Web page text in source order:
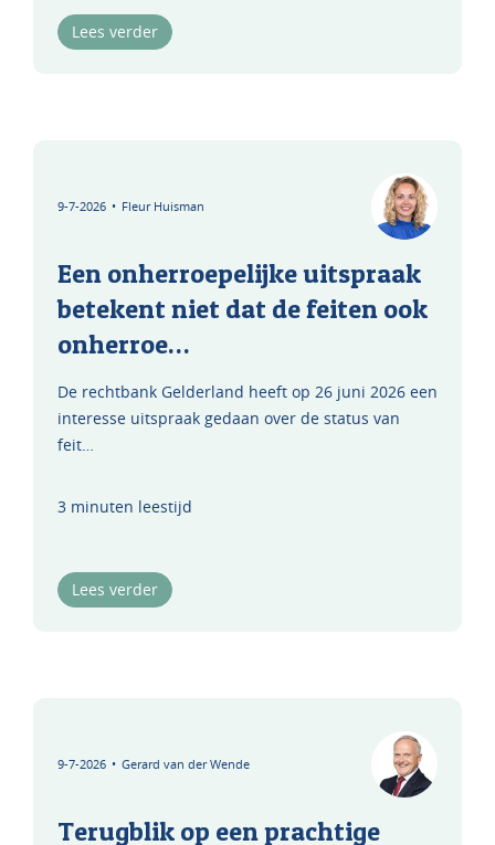
Lees verder
9-7-2026 • Fleur Huisman
Een onherroepelijke uitspraak
betekent niet dat de feiten ook
onherroe…
De rechtbank Gelderland heeft op 26 juni 2026 een
interesse uitspraak gedaan over de status van
feit…
3 minuten leestijd
Lees verder
9-7-2026 • Gerard van der Wende
Terugblik op een prachtige